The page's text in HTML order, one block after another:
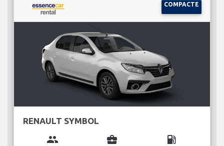
COMPACTE
RENAULT SYMBOL
group business_center local_gas_station